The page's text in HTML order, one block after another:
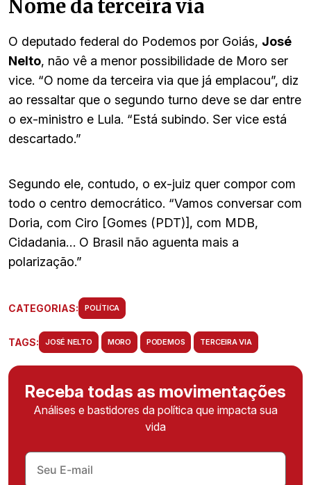
Nome da terceira via
O deputado federal do Podemos por Goiás, José
Nelto, não vê a menor possibilidade de Moro ser
vice. “O nome da terceira via que já emplacou”, diz
ao ressaltar que o segundo turno deve se dar entre
o ex-ministro e Lula. “Está subindo. Ser vice está
descartado.”
Segundo ele, contudo, o ex-juiz quer compor com
todo o centro democrático. “Vamos conversar com
Doria, com Ciro [Gomes (PDT)], com MDB,
Cidadania… O Brasil não aguenta mais a
polarização.”
CATEGORIAS: POLÍTICA
TAGS: JOSÉ NELTO MORO PODEMOS TERCEIRA VIA
Receba todas as movimentações
Análises e bastidores da política que impacta sua
vida